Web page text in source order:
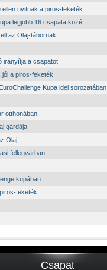
nyitnak a piros-feketék
legjobb 16 csapata közé
az Olaj-tábornak
irányítja a csapatot
a piros-feketék
Kupa idei sorozatában
otthonában
gárdája
Olaj
fellegvárban
kupában
feketék
Csapat